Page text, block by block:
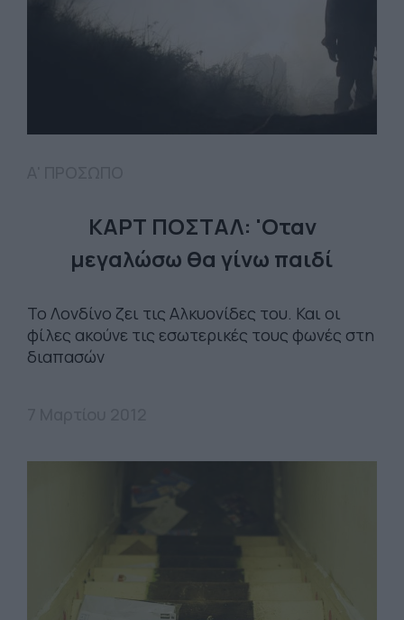
ΚΑΡΤ ΠΟΣΤΑΛ: 'Οταν
μεγαλώσω θα γίνω παιδί
Το Λονδίνο ζει τις Αλκυονίδες του. Και οι
φίλες ακούνε τις εσωτερικές τους φωνές στη
διαπασών